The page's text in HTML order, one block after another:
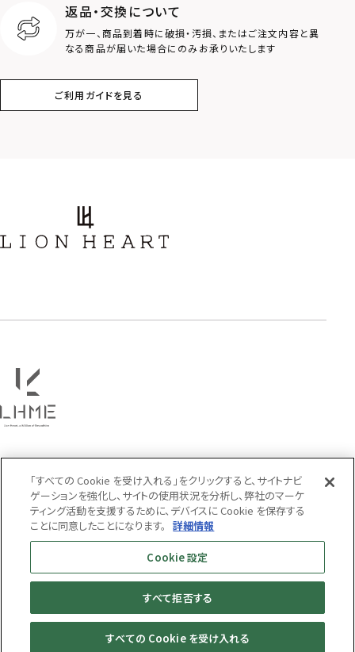
MENSWOMENS
クラウン
フラワー
返品・交換について
万が一、商品到着時に破損・汚損、またはご注文内容と異
なる商品が届いた場合にのみお承りいたします
ご利用ガイドを見る
© LION HEART ONLINE STORE All Rights Reserved
「すべての Cookie を受け入れる」をクリックすると、サイトナビ
ゲーションを強化し、サイトの使用状況を分析し、弊社のマーケ
ティング活動を支援するために、デバイスに Cookie を保存する
ことに同意したことになります。
詳細情報
Cookie 設定
すべて拒否する
すべての Cookie を受け入れる